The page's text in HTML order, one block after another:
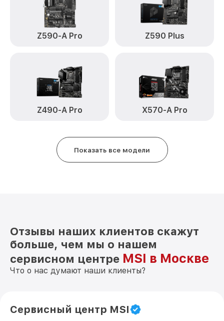
Z590-A Pro Z590 Plus
Z490-A Pro X570-A Pro
Показать все модели
Отзывы наших клиентов скажут
больше, чем мы о нашем
сервисном центре MSI в Москве
Что о нас думают наши клиенты?
Сервисный центр MSI